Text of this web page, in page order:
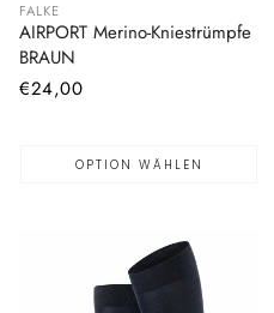
FALKE
AIRPORT Merino-Kniestrümpfe
BRAUN
Normaler
€24,00
OPTION WÄHLEN